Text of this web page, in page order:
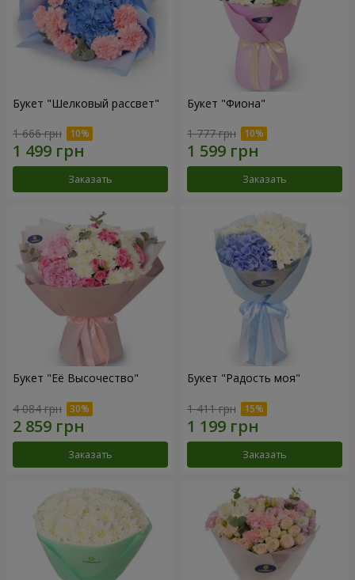
Букет "Шелковый рассвет"
1 666 грн
Заказать
Букет "Фиона"
1 777 грн
Заказать
Букет "Её Высочество"
4 084 грн
Заказать
Букет "Радость моя"
1 411 грн
Заказать